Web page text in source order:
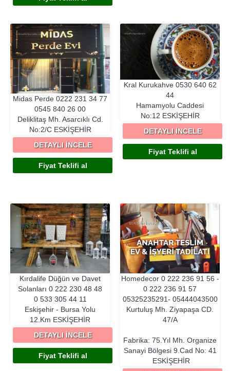
Midas Perde 0222 231 34 77
0545 840 26 00
Deliklitaş Mh. Asarcıklı Cd.
No:2/C ESKIŞEHIR
DETAYLI İNCELE
Fiyat Teklifi al
Kral Kurukahve 0530 640 62
44
Hamamyolu Caddesi
No:12 ESKIŞEHIR
DETAYLI İNCELE
Fiyat Teklifi al
Kırdalife Düğün ve Davet
Solanları 0 222 230 48 48
0 533 305 44 11
Eskişehir - Bursa Yolu
12.Km ESKIŞEHIR
DETAYLI İNCELE
Fiyat Teklifi al
Homedecor 0 222 236 91 56 -
0 222 236 91 57
05325235291- 05444043500
Kurtuluş Mh. Ziyapaşa CD.
47/A
Fabrika: 75.Yıl Mh. Organize
Sanayi Bölgesi 9.Cad No: 41
ESKIŞEHIR